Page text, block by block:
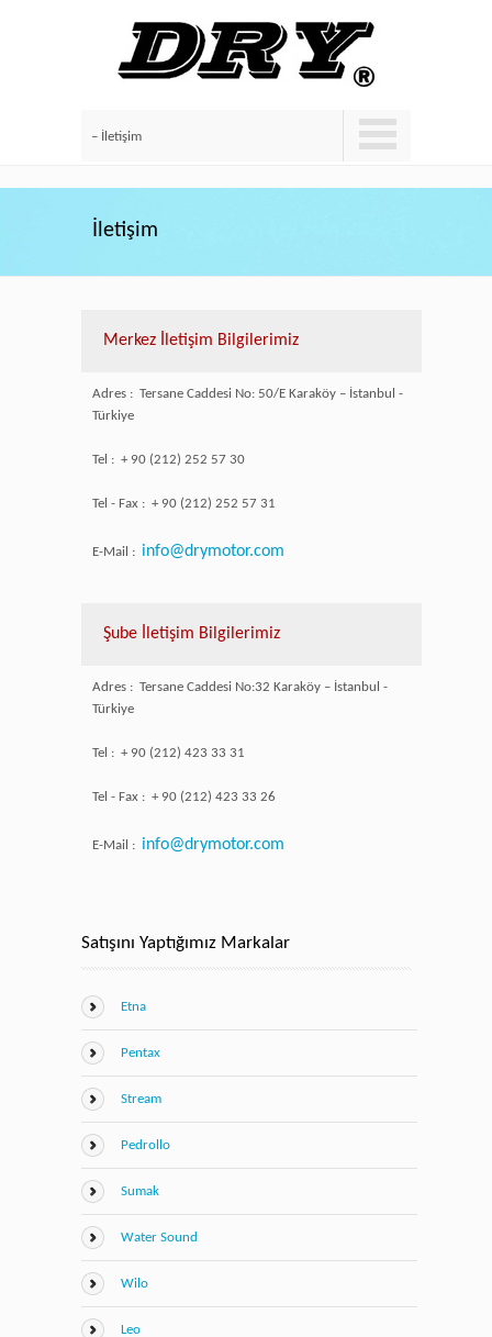
– İletişim
İletişim
Merkez İletişim Bilgilerimiz
Adres : Tersane Caddesi No: 50/E Karaköy – İstanbul -
Türkiye
Tel : + 90 (212) 252 57 30
Tel - Fax : + 90 (212) 252 57 31
E-Mail : info@drymotor.com
Şube İletişim Bilgilerimiz
Adres : Tersane Caddesi No:32 Karaköy – İstanbul -
Türkiye
Tel : + 90 (212) 423 33 31
Tel - Fax : + 90 (212) 423 33 26
E-Mail : info@drymotor.com
Satışını Yaptığımız Markalar
Etna
Pentax
Stream
Pedrollo
Sumak
Water Sound
Wilo
Leo